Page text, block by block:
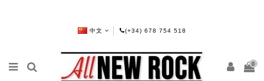
中文 (+34) 678 754 518
0